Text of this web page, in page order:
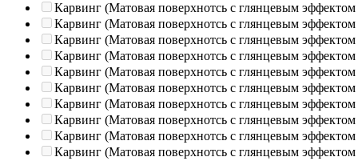
Карвинг (Матовая поверхнотсь с глянцевым эффектом
Карвинг (Матовая поверхнотсь с глянцевым эффектом
Карвинг (Матовая поверхнотсь с глянцевым эффектом
Карвинг (Матовая поверхнотсь с глянцевым эффектом
Карвинг (Матовая поверхнотсь с глянцевым эффектом
Карвинг (Матовая поверхнотсь с глянцевым эффектом
Карвинг (Матовая поверхнотсь с глянцевым эффектом
Карвинг (Матовая поверхнотсь с глянцевым эффектом
Карвинг (Матовая поверхнотсь с глянцевым эффектом
Карвинг (Матовая поверхнотсь с глянцевым эффектом